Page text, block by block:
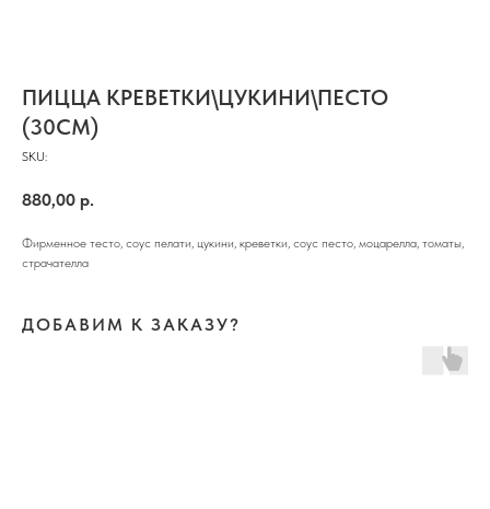
ПИЦЦА КРЕВЕТКИ\ЦУКИНИ\ПЕСТО
(30СМ)
SKU:
880,00 р.
Фирменное тесто, соус пелати, цукини, креветки, соус песто, моцарелла, томаты,
страчателла
ДОБАВИМ К ЗАКАЗУ?